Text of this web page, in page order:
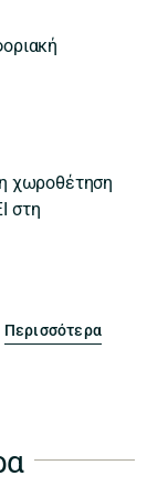
χωροθέτηση
στη
Περισσότερα